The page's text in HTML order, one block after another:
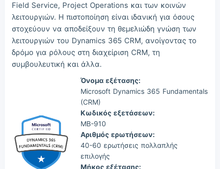
Field Service, Project Operations και των κοινών
λειτουργιών. Η πιστοποίηση είναι ιδανική για όσους
στοχεύουν να αποδείξουν τη θεμελιώδη γνώση των
λειτουργιών του Dynamics 365 CRM, ανοίγοντας το
δρόμο για ρόλους στη διαχείριση CRM, τη
συμβουλευτική και άλλα.
Όνομα εξέτασης:
Microsoft Dynamics 365 Fundamentals
(CRM)
Κωδικός εξετάσεων:
MB-910
Αριθμός ερωτήσεων:
40-60 ερωτήσεις πολλαπλής
επιλογής
Μήκος εξέτασης: